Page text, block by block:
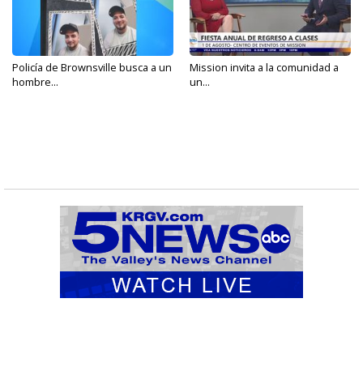
Policía de Brownsville busca a un
hombre...
Mission invita a la comunidad a
un...